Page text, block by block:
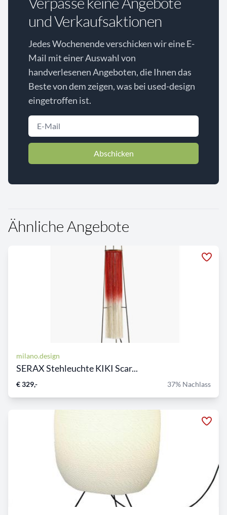
und Verkaufsaktionen
Jedes Wochenende verschicken wir eine E-
Mail mit einer Auswahl von
handverlesenen Angeboten, die Ihnen das
Beste von dem zeigen, was bei used-design
eingetroffen ist.
Abschicken
Ähnliche Angebote
milano.design
SERAX Stehleuchte KIKI Scar...
€ 329,- 37% Nachlass